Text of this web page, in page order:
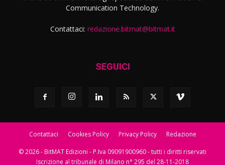
Communication Technology.
Contattaci: redazione.bitmat@bitmat.it
SEGUICI
Contattaci Cookies Policy Privacy Policy Redazione
© 2026 - BitMAT Edizioni - P.Iva 09091900960 - tutti i diritti riservati
Iscrizione al tribunale di Milano n° 295 del 28-11-2018